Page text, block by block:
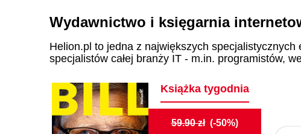
Wydawnictwo i księgarnia
Helion.pl to jedna z największych
specjalistów całej branży IT - m.in. programistów,
Książka tygodnia
59.90 zł (-50%)